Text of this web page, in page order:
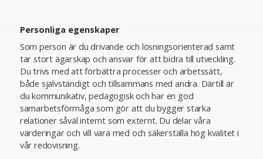
Personliga egenskaper
Som person är du drivande och lösningsorienterad samt
tar stort ägarskap och ansvar för att bidra till utveckling.
Du trivs med att förbättra processer och arbetssätt,
både självständigt och tillsammans med andra. Därtill är
du kommunikativ, pedagogisk och har en god
samarbetsförmåga som gör att du bygger starka
relationer såväl internt som externt. Du delar våra
värderingar och vill vara med och säkerställa hög kvalitet i
vår redovisning.